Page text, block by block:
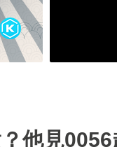
他見